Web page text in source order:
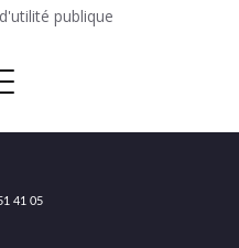
publique
masquer
41 05